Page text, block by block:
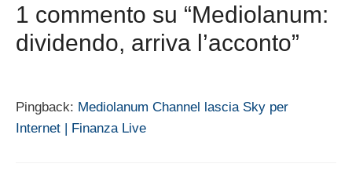
1 commento su “Mediolanum:
dividendo, arriva l’acconto”
Pingback: Mediolanum Channel lascia Sky per
Internet | Finanza Live